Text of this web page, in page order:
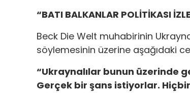
“BATI BALKANLAR POLİTİKASI
Beck Die Welt muhabirinin
söylemesinin üzerine aşağıdaki
“Ukraynalılar bunun üzerinde
Gerçek bir şans istiyorlar.